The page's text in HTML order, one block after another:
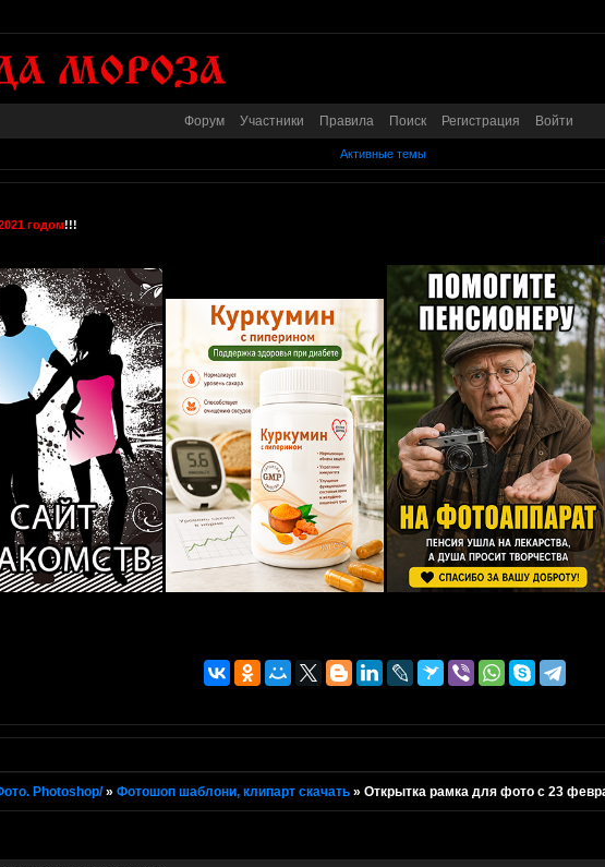
Форум Участники Правила Поиск Регистрация Войти
Активные темы
годом!!!
Photoshop/ »Фотошоп шаблони, клипарт скачать »Открытка рамка для фото с 23